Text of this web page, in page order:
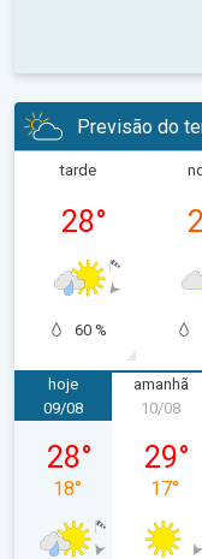
Previsão do
tarde
28°
60 %
hoje
domingo, 09/08
09/08
28°
18°
amanhã
10/08
29°
17°